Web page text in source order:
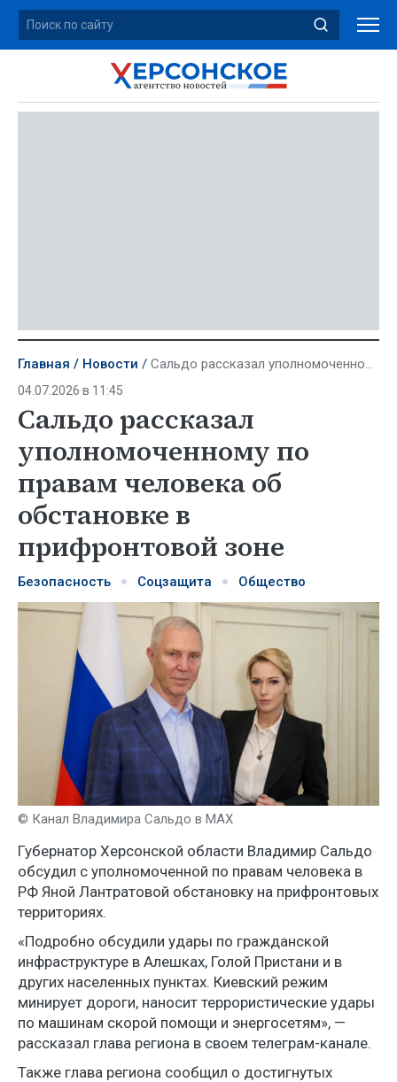
Главная Новости Сальдо рассказал уполномоченному по правам человека об обстановке в прифронтовой зоне
04.07.2026 в 11:45
Сальдо рассказал
уполномоченному по
правам человека об
обстановке в
прифронтовой зоне
Безопасность Соцзащита Общество
© Канал Владимира Сальдо в МАХ
Губернатор Херсонской области Владимир Сальдо
обсудил с уполномоченной по правам человека в
РФ Яной Лантратовой обстановку на прифронтовых
территориях.
«Подробно обсудили удары по гражданской
инфраструктуре в Алешках, Голой Пристани и в
других населенных пунктах. Киевский режим
минирует дороги, наносит террористические удары
по машинам скорой помощи и энергосетям», —
рассказал глава региона в своем телеграм-канале.
Также глава региона сообщил о достигнутых